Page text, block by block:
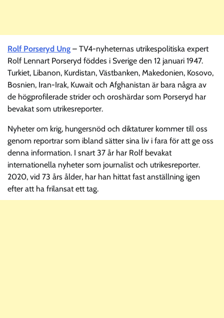
Rolf Porseryd Ung – TV4-nyheternas utrikespolitiska expert
Rolf Lennart Porseryd föddes i Sverige den 12 januari 1947.
Turkiet, Libanon, Kurdistan, Västbanken, Makedonien, Kosovo,
Bosnien, Iran-Irak, Kuwait och Afghanistan är bara några av
de högprofilerade strider och oroshärdar som Porseryd har
bevakat som utrikesreporter.
Nyheter om krig, hungersnöd och diktaturer kommer till oss
genom reportrar som ibland sätter sina liv i fara för att ge oss
denna information. I snart 37 år har Rolf bevakat
internationella nyheter som journalist och utrikesreporter.
2020, vid 73 års ålder, har han hittat fast anställning igen
efter att ha frilansat ett tag.